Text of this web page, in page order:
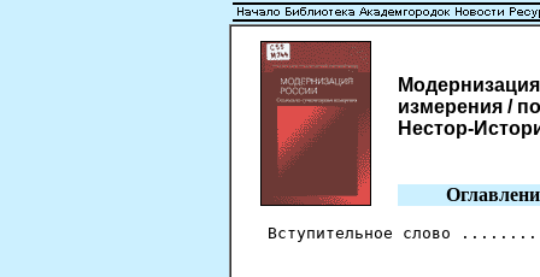
измерения /
Нестор-
Вступительное